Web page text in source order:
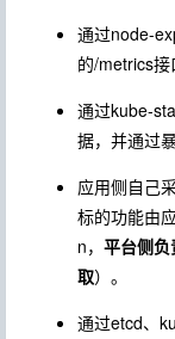
通过node-
的/metrics接
通过kube-
据，并通过
应用侧自己
标的功能由
n， 平台侧
取）。
通过etcd、